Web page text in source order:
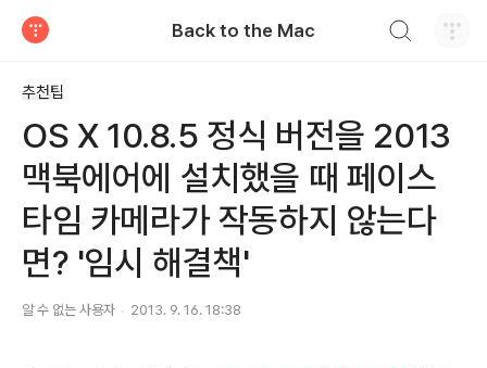
Back to the Mac
추천팁
OS X 10.8.5 정식 버전을 2013
맥북에어에 설치했을 때 페이스
타임 카메라가 작동하지 않는다
면? '임시 해결책'
알 수 없는 사용자 2013. 9. 16. 18:38